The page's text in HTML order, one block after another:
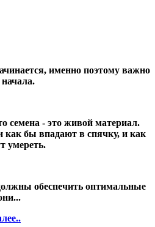
именно поэтому важно
начала.
- это живой материал.
как бы впадают в спячку, и как
умереть.
обеспечить оптимальные